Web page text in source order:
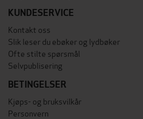
KUNDESERVICE
Kontakt oss
Slik leser du ebøker og lydbøker
Ofte stilte spørsmål
Selvpublisering
BETINGELSER
Kjøps- og bruksvilkår
Personvern